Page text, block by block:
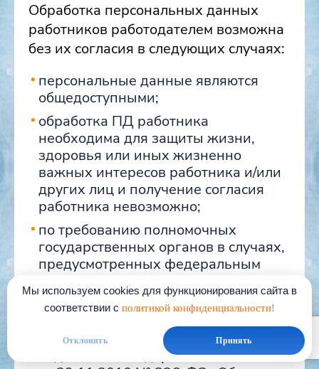
Мы используем cookies для функционирования сайта в
соответствии с политикой конфиденциальности!
Отклонить Принять
Обработка персональных данных
работников работодателем возможна
без их согласия в следующих случаях:
персональные данные являются
общедоступными;
обработка ПД работника
необходима для защиты жизни,
здоровья или иных жизненно
важных интересов работника и/или
других лиц и получение согласия
работника невозможно;
по требованию полномочных
государственных органов в случаях,
предусмотренных федеральным
обработка персональных данных
осуществляется на основании
Трудового кодекса РФ, Налогового
кодекса РФ, Федерального закона